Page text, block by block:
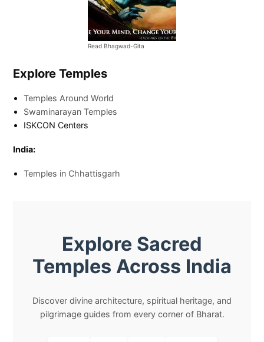
Read Bhagwad-Gita
Explore Temples
Temples Around World
Swaminarayan Temples
ISKCON Centers
India:
Temples in Chhattisgarh
Explore Sacred
Temples Across India
Discover divine architecture, spiritual heritage, and
pilgrimage guides from every corner of Bharat.